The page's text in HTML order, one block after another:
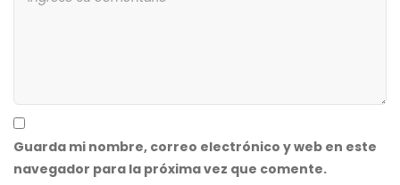
Guarda mi nombre, correo electrónico y web en este
navegador para la próxima vez que comente.